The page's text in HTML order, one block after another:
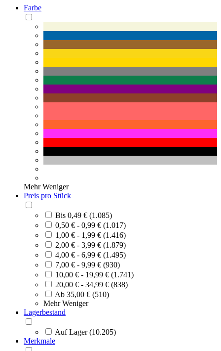
Farbe
Mehr Weniger
Preis pro Stück
Bis 0,49 € (1.085)
0,50 € - 0,99 € (1.017)
1,00 € - 1,99 € (1.416)
2,00 € - 3,99 € (1.879)
4,00 € - 6,99 € (1.495)
7,00 € - 9,99 € (930)
10,00 € - 19,99 € (1.741)
20,00 € - 34,99 € (838)
Ab 35,00 € (510)
Mehr Weniger
Lagerbestand
Auf Lager (10.205)
Merkmale